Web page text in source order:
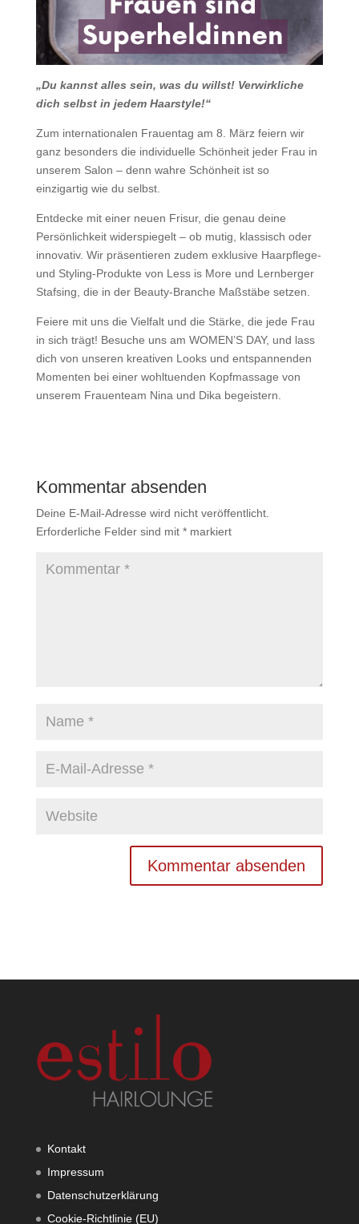
„Du kannst alles sein, was du willst! Verwirkliche
dich selbst in jedem Haarstyle!“
Zum internationalen Frauentag am 8. März feiern wir
ganz besonders die individuelle Schönheit jeder Frau in
unserem Salon – denn wahre Schönheit ist so
einzigartig wie du selbst.
Entdecke mit einer neuen Frisur, die genau deine
Persönlichkeit widerspiegelt – ob mutig, klassisch oder
innovativ. Wir präsentieren zudem exklusive Haarpflege-
und Styling-Produkte von Less is More und Lernberger
Stafsing, die in der Beauty-Branche Maßstäbe setzen.
Feiere mit uns die Vielfalt und die Stärke, die jede Frau
in sich trägt! Besuche uns am WOMEN’S DAY, und lass
dich von unseren kreativen Looks und entspannenden
Momenten bei einer wohltuenden Kopfmassage von
unserem Frauenteam Nina und Dika begeistern.
Kommentar absenden
Deine E-Mail-Adresse wird nicht veröffentlicht.
Erforderliche Felder sind mit *markiert
Kontakt
Impressum
Datenschutzerklärung
Cookie-Richtlinie (EU)